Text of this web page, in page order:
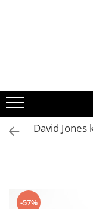
Valódi bőr
Hátizsákok
Elegáns kistáskák
David Jones
-57%